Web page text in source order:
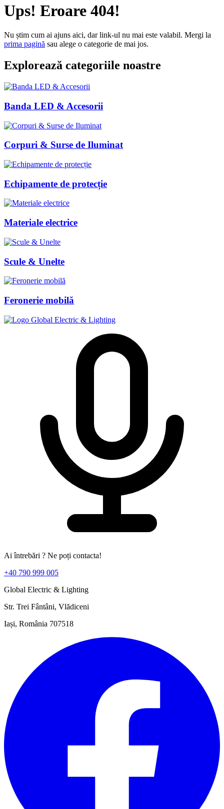
Ups! Eroare 404!
Nu știm cum ai ajuns aici, dar link-ul nu mai este valabil. Mergi la
prima pagină sau alege o categorie de mai jos.
Explorează categoriile noastre
Banda LED & Accesorii
Corpuri & Surse de Iluminat
Echipamente de protecție
Materiale electrice
Scule & Unelte
Feronerie mobilă
Ai întrebări ? Ne poți contacta!
+40 790 999 005
Global Electric & Lighting
Str. Trei Fântâni, Vlădiceni
Iași, România 707518